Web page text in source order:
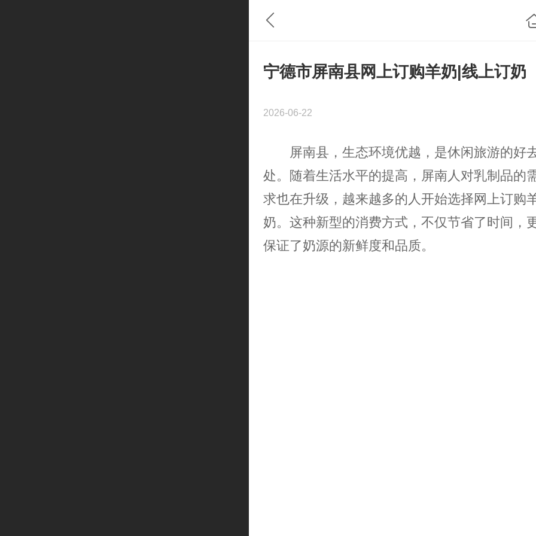
宁德市屏南县网上订购羊奶|线上订奶
2026-06-22
屏南县，生态环境优越，是休闲旅游的好
处。随着生活水平的提高，屏南人对乳制品的
求也在升级，越来越多的人开始选择网上订购
奶。这种新型的消费方式，不仅节省了时间，
保证了奶源的新鲜度和品质。